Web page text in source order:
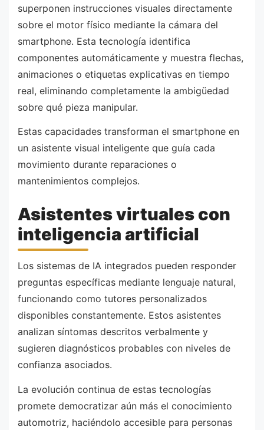
superponen instrucciones visuales directamente
sobre el motor físico mediante la cámara del
smartphone. Esta tecnología identifica
componentes automáticamente y muestra flechas,
animaciones o etiquetas explicativas en tiempo
real, eliminando completamente la ambigüedad
sobre qué pieza manipular.
Estas capacidades transforman el smartphone en
un asistente visual inteligente que guía cada
movimiento durante reparaciones o
mantenimientos complejos.
Asistentes virtuales con
inteligencia artificial
Los sistemas de IA integrados pueden responder
preguntas específicas mediante lenguaje natural,
funcionando como tutores personalizados
disponibles constantemente. Estos asistentes
analizan síntomas descritos verbalmente y
sugieren diagnósticos probables con niveles de
confianza asociados.
La evolución continua de estas tecnologías
promete democratizar aún más el conocimiento
automotriz, haciéndolo accesible para personas